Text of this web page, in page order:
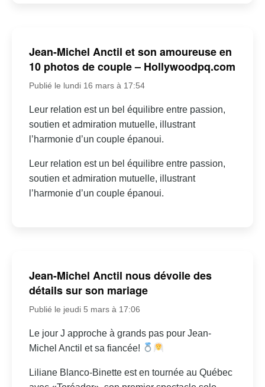
Jean-Michel Anctil et son amoureuse en
10 photos de couple – Hollywoodpq.com
Publié le lundi 16 mars à 17:54
Leur relation est un bel équilibre entre passion,
soutien et admiration mutuelle, illustrant
l’harmonie d’un couple épanoui.
Leur relation est un bel équilibre entre passion,
soutien et admiration mutuelle, illustrant
l’harmonie d’un couple épanoui.
Jean-Michel Anctil nous dévoile des
détails sur son mariage
Publié le jeudi 5 mars à 17:06
Le jour J approche à grands pas pour Jean-
Michel Anctil et sa fiancée!
Liliane Blanco-Binette est en tournée au Québec